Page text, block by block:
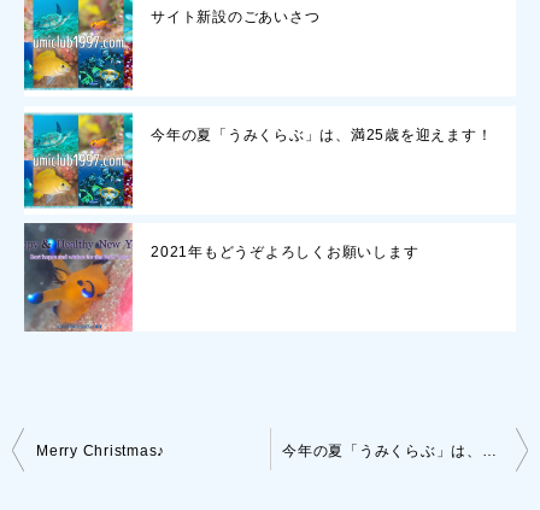
サイト新設のごあいさつ
今年の夏「うみくらぶ」は、満25歳を迎えます！
2021年もどうぞよろしくお願いします
投
Merry Christmas♪ 今年の夏「うみくらぶ」は、満25歳を迎えます！